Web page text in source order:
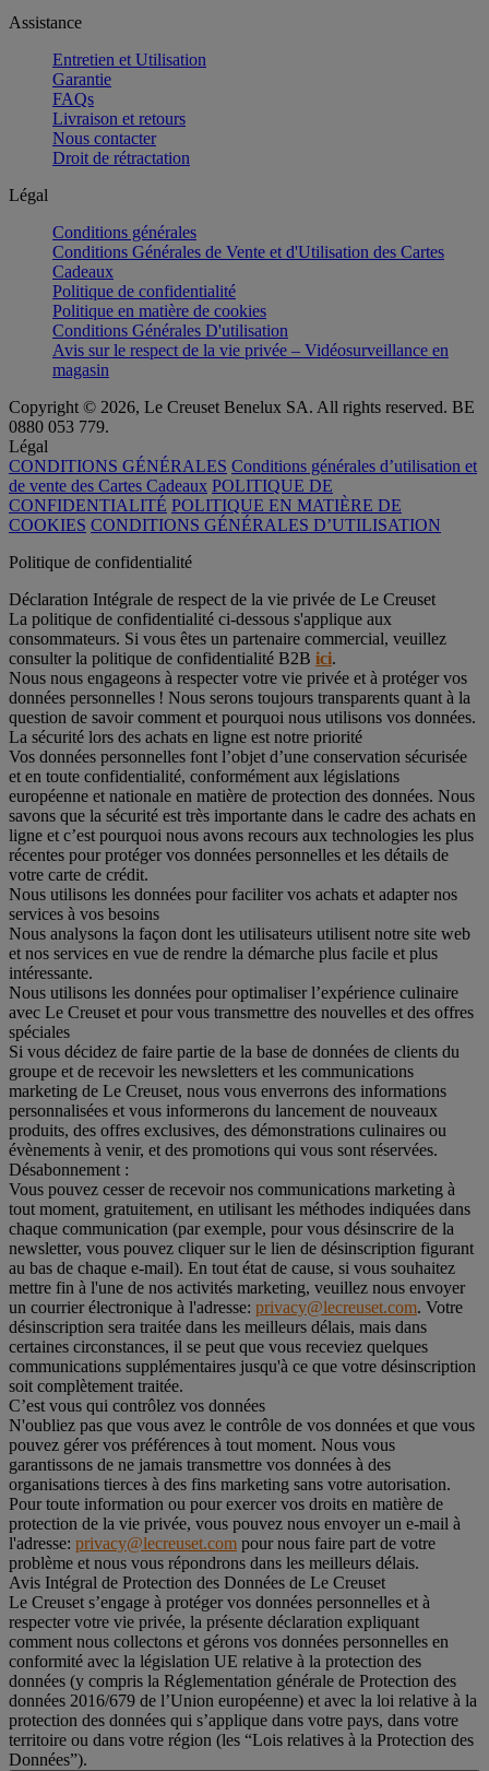
Assistance
Entretien et Utilisation
Garantie
FAQs
Livraison et retours
Nous contacter
Droit de rétractation
Légal
Conditions générales
Conditions Générales de Vente et d'Utilisation des Cartes
Cadeaux
Politique de confidentialité
Politique en matière de cookies
Conditions Générales D'utilisation
Avis sur le respect de la vie privée – Vidéosurveillance en
magasin
Copyright © 2026, Le Creuset Benelux SA. All rights reserved. BE
0880 053 779.
Légal
CONDITIONS GÉNÉRALES Conditions générales d’utilisation et
de vente des Cartes Cadeaux POLITIQUE DE
CONFIDENTIALITÉ POLITIQUE EN MATIÈRE DE
COOKIES CONDITIONS GÉNÉRALES D’UTILISATION
Politique de confidentialité
Déclaration Intégrale de respect de la vie privée de Le Creuset
La politique de confidentialité ci-dessous s'applique aux
consommateurs. Si vous êtes un partenaire commercial, veuillez
consulter la politique de confidentialité B2B ici.
Nous nous engageons à respecter votre vie privée et à protéger vos
données personnelles ! Nous serons toujours transparents quant à la
question de savoir comment et pourquoi nous utilisons vos données.
La sécurité lors des achats en ligne est notre priorité
Vos données personnelles font l’objet d’une conservation sécurisée
et en toute confidentialité, conformément aux législations
européenne et nationale en matière de protection des données. Nous
savons que la sécurité est très importante dans le cadre des achats en
ligne et c’est pourquoi nous avons recours aux technologies les plus
récentes pour protéger vos données personnelles et les détails de
votre carte de crédit.
Nous utilisons les données pour faciliter vos achats et adapter nos
services à vos besoins
Nous analysons la façon dont les utilisateurs utilisent notre site web
et nos services en vue de rendre la démarche plus facile et plus
intéressante.
Nous utilisons les données pour optimaliser l’expérience culinaire
avec Le Creuset et pour vous transmettre des nouvelles et des offres
spéciales
Si vous décidez de faire partie de la base de données de clients du
groupe et de recevoir les newsletters et les communications
marketing de Le Creuset, nous vous enverrons des informations
personnalisées et vous informerons du lancement de nouveaux
produits, des offres exclusives, des démonstrations culinaires ou
évènements à venir, et des promotions qui vous sont réservées.
Désabonnement :
Vous pouvez cesser de recevoir nos communications marketing à
tout moment, gratuitement, en utilisant les méthodes indiquées dans
chaque communication (par exemple, pour vous désinscrire de la
newsletter, vous pouvez cliquer sur le lien de désinscription figurant
au bas de chaque e-mail). En tout état de cause, si vous souhaitez
mettre fin à l'une de nos activités marketing, veuillez nous envoyer
un courrier électronique à l'adresse: privacy@lecreuset.com. Votre
désinscription sera traitée dans les meilleurs délais, mais dans
certaines circonstances, il se peut que vous receviez quelques
communications supplémentaires jusqu'à ce que votre désinscription
soit complètement traitée.
C’est vous qui contrôlez vos données
N'oubliez pas que vous avez le contrôle de vos données et que vous
pouvez gérer vos préférences à tout moment. Nous vous
garantissons de ne jamais transmettre vos données à des
organisations tierces à des fins marketing sans votre autorisation.
Pour toute information ou pour exercer vos droits en matière de
protection de la vie privée, vous pouvez nous envoyer un e-mail à
l'adresse: privacy@lecreuset.com pour nous faire part de votre
problème et nous vous répondrons dans les meilleurs délais.
Avis Intégral de Protection des Données de Le Creuset
Le Creuset s’engage à protéger vos données personnelles et à
respecter votre vie privée, la présente déclaration expliquant
comment nous collectons et gérons vos données personnelles en
conformité avec la législation UE relative à la protection des
données (y compris la Réglementation générale de Protection des
données 2016/679 de l’Union européenne) et avec la loi relative à la
protection des données qui s’applique dans votre pays, dans votre
territoire ou dans votre région (les “Lois relatives à la Protection des
Données”).